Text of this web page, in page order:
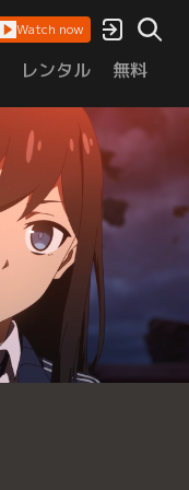
Watch now
レンタル 無料